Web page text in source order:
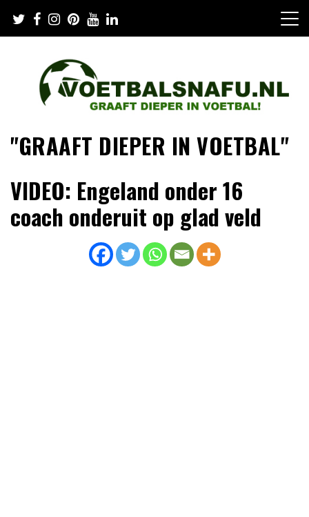
content
"GRAAFT DIEPER IN VOETBAL"
VIDEO: Engeland onder 16
coach onderuit op glad veld